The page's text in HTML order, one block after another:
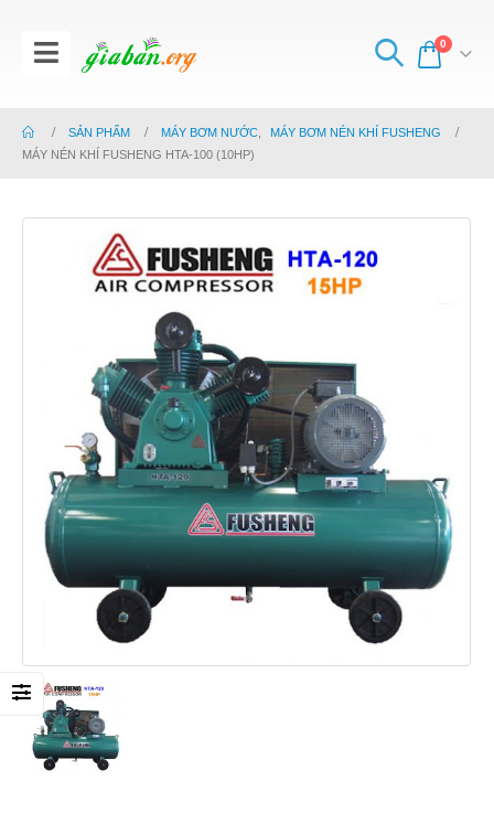
0
SẢN PHẨM MÁY BƠM NƯỚC
MÁY BƠM NÉN KHÍ FUSHENG
MÁY NÉN KHÍ FUSHENG HTA-100 (10HP)